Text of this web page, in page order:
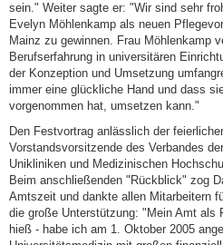
sein." Weiter sagte er: "Wir sind sehr
Evelyn Möhlenkamp als neuen
Mainz zu gewinnen. Frau Möhlenkamp
Berufserfahrung in universitären
der Konzeption und Umsetzung
immer eine glückliche Hand und dass
vorgenommen hat, umsetzen kann."
Den Festvortrag anlässlich der
Vorstandsvorsitzende des Verbandes
Unikliniken und Medizinischen
Beim anschließenden "Rückblick" zog
Amtszeit und dankte allen Mitarbeitern
die große Unterstützung: "Mein Amt als
hieß - habe ich am 1. Oktober 2005